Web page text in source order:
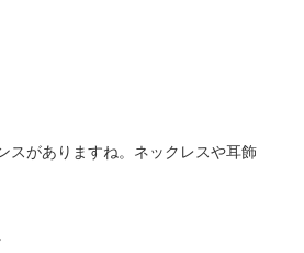
スがありますね。ネックレスや耳飾